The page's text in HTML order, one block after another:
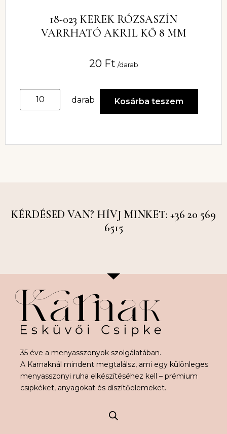
18-023 KEREK RÓZSASZÍN
VARRHATÓ AKRIL KŐ 8 MM
20 Ft /darab
darab Kosárba teszem
KÉRDÉSED VAN? HÍVJ MINKET: +36 20 569
6515
35 éve a menyasszonyok szolgálatában.
A Karnaknál mindent megtalálsz, ami egy különleges
menyasszonyi ruha elkészítéséhez kell – prémium
csipkéket, anyagokat és díszítőelemeket.